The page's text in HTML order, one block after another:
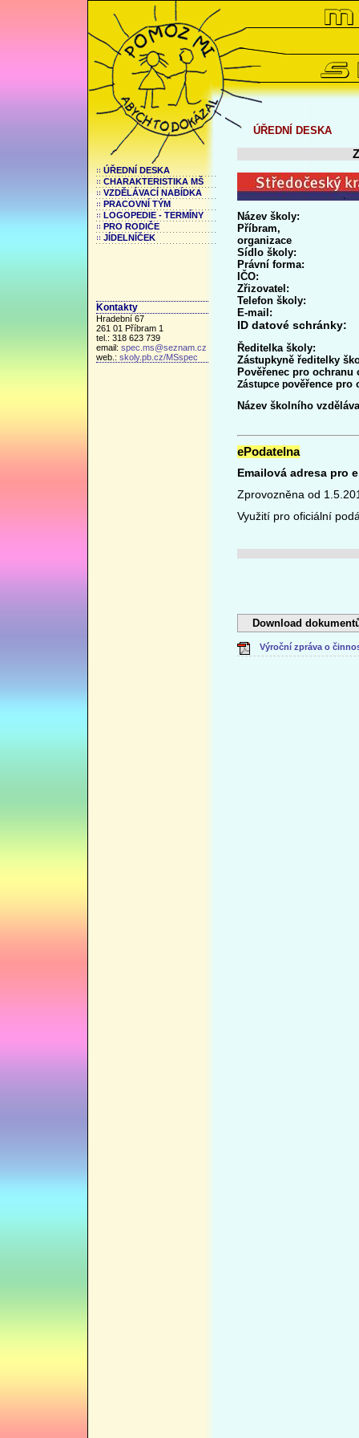
ÚŘEDNÍ DESKA
CHARAKTERISTIKA MŠ
VZDĚLÁVACÍ NABÍDKA
PRACOVNÍ TÝM
LOGOPEDIE - TERMÍNY
PRO RODIČE
JÍDELNÍČEK
Kontakty
Hradební 67
261 01 Příbram 1
tel.: 318 623 739
email: spec.ms@seznam.cz
web.: skoly.pb.cz/MSspec
ÚŘEDNÍ DESKA
Název školy:
organizace
Sídlo školy:
Právní forma:
IČO:
Telefon školy:
E-mail:
ID datové
Ředitelka školy:
Zástupkyně ředitelky
Pověřenec pro ochranu
Zástupce pověřence pro
Název školního
ePodatelna
Emailová adresa
Zprovozněna od
Využití pro oficiální
Download
Výroční zpráva o